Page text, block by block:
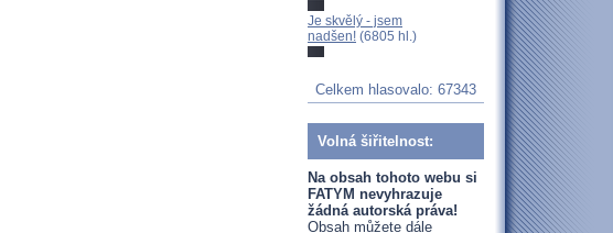
Je skvělý - jsem
nadšen! (6805 hl.)
Celkem hlasovalo: 67343
Volná šiřitelnost:
Na obsah tohoto webu si
FATYM nevyhrazuje
žádná autorská práva!
Obsah můžete dále